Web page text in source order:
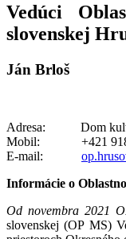
Vedúci
slovenskej
Ján Brloš
Adresa: Dom
Mobil: +421 918
E-mail:
Informácie o
Od novembra 2021
slovenskej (OP MS)